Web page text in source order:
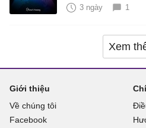
3 ngày 1
Xem
Giới thiệu
Về chúng tôi
Facebook